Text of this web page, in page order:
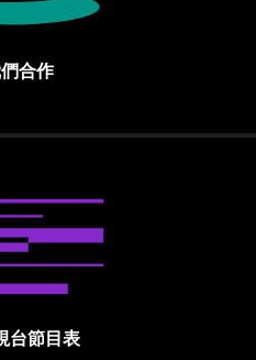
合作
台節目表